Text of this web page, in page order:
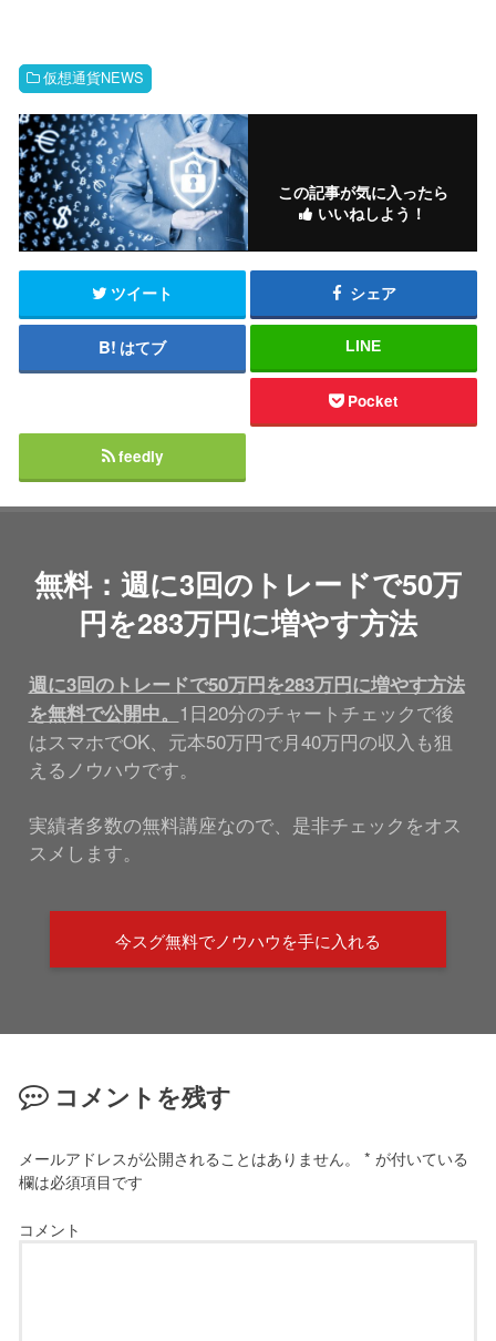
仮想通貨NEWS
この記事が気に入ったら
いいねしよう！
ツイート シェア
はてブ LINE
Pocket
feedly
無料：週に3回のトレードで50万
円を283万円に増やす方法
週に3回のトレードで50万円を283万円に増やす方法
を無料で公開中。 1日20分のチャートチェックで後
はスマホでOK、元本50万円で月40万円の収入も狙
えるノウハウです。
実績者多数の無料講座なので、是非チェックをオス
スメします。
今スグ無料でノウハウを手に入れる
コメントを残す
メールアドレスが公開されることはありません。 * が付いている
欄は必須項目です
コメント